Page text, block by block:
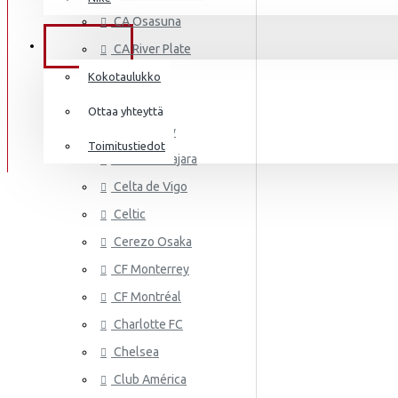
Italia
Mali
Meksiko
Marokko
Uusi-Seelanti
Nigeria
Frenkie de Jong
Mbappé
Donnarumma
A.Becker
Haaland
TIEDOT
Kokotaulukko
Ottaa yhteyttä
Toimitustiedot
CA Osasuna
CA River Plate
Cádiz CF
Cagliari
Cardiff City
CD Guadalajara
Celta de Vigo
Celtic
Cerezo Osaka
CF Monterrey
CF Montréal
Charlotte FC
Chelsea
Club América